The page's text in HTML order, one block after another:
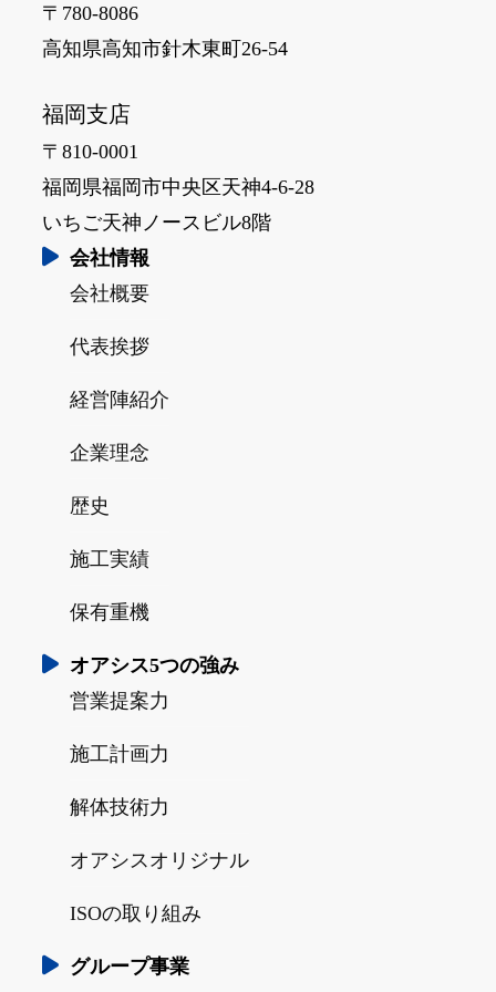
〒780-8086
高知県高知市針木東町26-54
福岡支店
〒810-0001
福岡県福岡市中央区天神4-6-28
いちご天神ノースビル8階
会社情報
会社概要
代表挨拶
経営陣紹介
企業理念
歴史
施工実績
保有重機
オアシス5つの強み
営業提案力
施工計画力
解体技術力
オアシスオリジナル
ISOの取り組み
グループ事業